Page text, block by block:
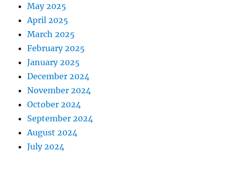
May 2025
April 2025
March 2025
February 2025
January 2025
December 2024
November 2024
October 2024
September 2024
August 2024
July 2024